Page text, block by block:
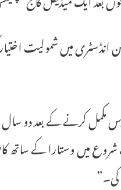
انڈسٹری میں شمولیت
کرنے کے بعد دو سال
وستارا کے ساتھ کام